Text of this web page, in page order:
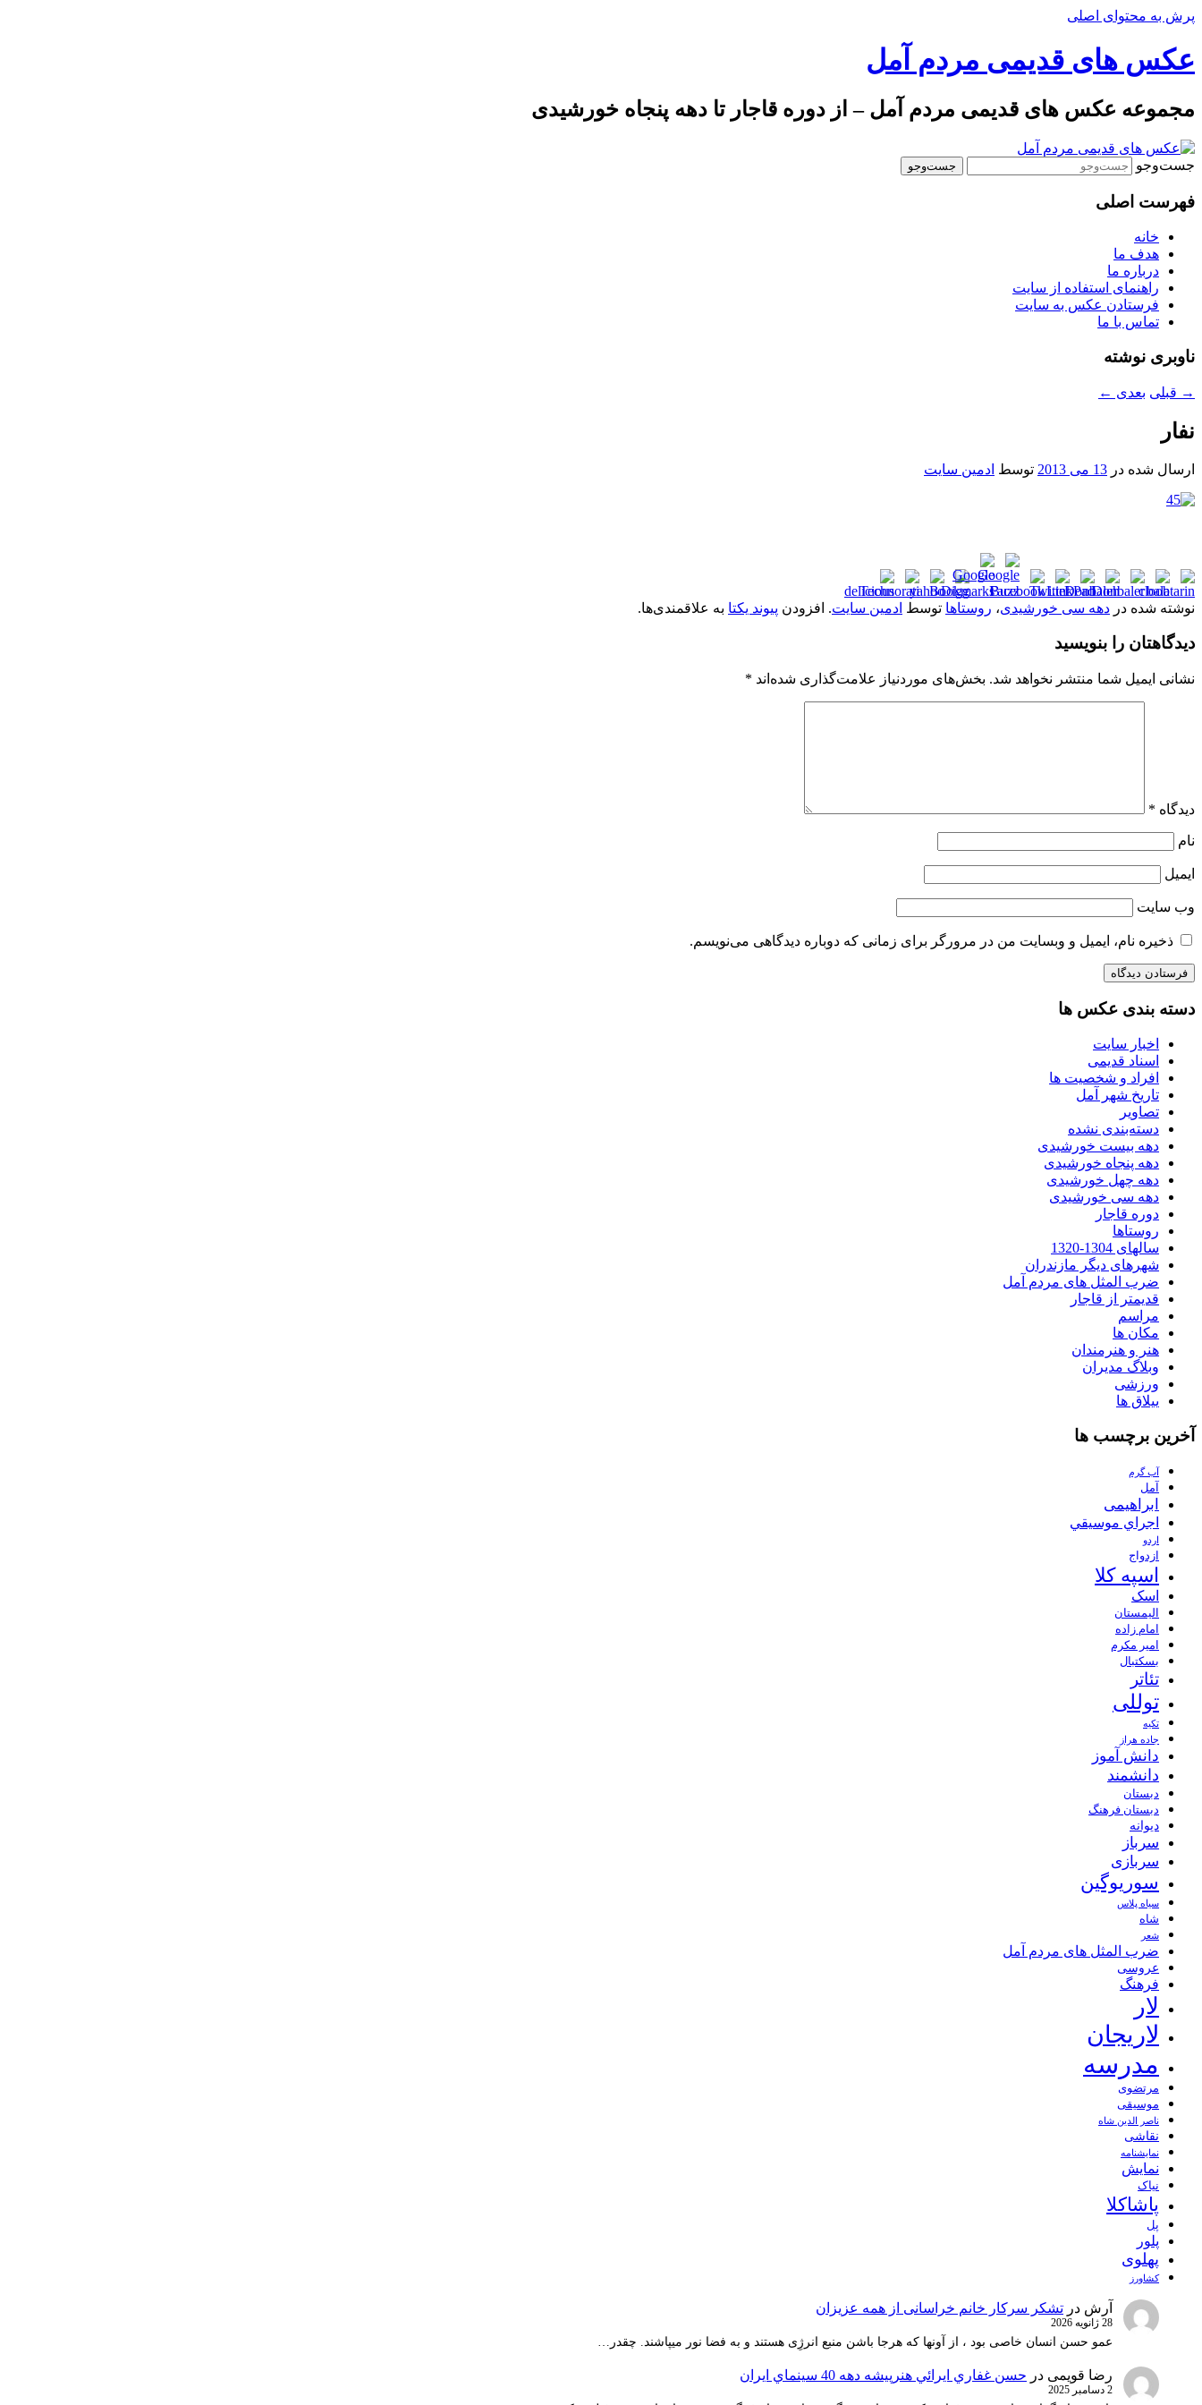
پرش به محتوای اصلی
عکس های قدیمی مردم آمل
مجموعه عکس های قدیمی مردم آمل – از دوره قاجار تا دهه پنجاه خورشیدی
جست‌وجو
فهرست اصلی
خانه
هدف ما
درباره ما
راهنمای استفاده از سایت
فرستادن عکس به سایت
تماس با ما
ناوبری نوشته
→ قبلی بعدی ←
نفار
ارسال شده در 13 می 2013 توسط ادمین سایت
نوشته شده در دهه سی خورشیدی، روستاها توسط ادمین سایت. افزودن پیوند یکتا به علاقمندی‌ها.
دیدگاهتان را بنویسید
نشانی ایمیل شما منتشر نخواهد شد. بخش‌های موردنیاز علامت‌گذاری شده‌اند *
دیدگاه *
نام
ایمیل
وب‌ سایت
ذخیره نام، ایمیل و وبسایت من در مرورگر برای زمانی که دوباره دیدگاهی می‌نویسم.
دسته بندی عکس ها
اخبار سایت
اسناد قدیمی
افراد و شخصیت ها
تاریخ شهر آمل
تصاویر
دسته‌بندی نشده
دهه بیست خورشیدی
دهه پنجاه خورشیدی
دهه چهل خورشیدی
دهه سی خورشیدی
دوره قاجار
روستاها
سالهای 1304-1320
شهرهای دیگر مازندران
ضرب المثل های مردم آمل
قدیمتر از قاجار
مراسم
مکان ها
هنر و هنرمندان
وبلاگ مدیران
ورزشی
ییلاق ها
آخرین برچسب ها
آب گرم
آمل
ابراهیمی
اجراي موسيقي
اردو
ازدواج
اسپه کلا
اسک
الیمستان
امام زاده
امیر مکرم
بسکتبال
تئاتر
توللی
تکیه
جاده هراز
دانش آموز
دانشمند
دبستان
دبستان فرهنگ
دیوانه
سرباز
سربازی
سوریوگین
سیاه پلاس
شاه
شعر
ضرب المثل های مردم آمل
عروسی
فرهنگ
لار
لاریجان
مدرسه
مرتضوی
موسیقی
ناصر الدین شاه
نقاشی
نمايشنامه
نمایش
نیاک
پاشاکلا
پل
پلور
پهلوی
کشاورز
آرش در تشکر سرکار خانم خراسانی از همه عزیزان
28 ژانویه 2026
عمو حسن انسان خاصی بود ، از آونها که هرجا باشن منبع انرژِی هستند و به فضا نور میپاشند. چقدر…
رضا قویمی در حسن غفاري ايرائي هنرپيشه دهه 40 سينماي ايران
2 دسامبر 2025